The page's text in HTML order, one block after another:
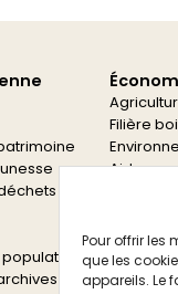
Pour offrir les
que les
appareils. Le
Filière
Aides
Aides